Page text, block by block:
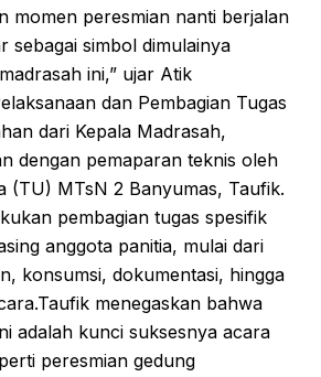
momen peresmian nanti berjalan
sebagai simbol dimulainya
ini,” ujar Atik
dan Pembagian Tugas
dari Kepala Madrasah,
dengan pemaparan teknis oleh
(TU) MTsN 2 Banyumas, Taufik.
pembagian tugas spesifik
anggota panitia, mulai dari
konsumsi, dokumentasi, hingga
menegaskan bahwa
adalah kunci suksesnya acara
peresmian gedung